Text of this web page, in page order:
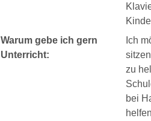
Warum gebe ich gern
Unterricht:
Ich
zu
bei